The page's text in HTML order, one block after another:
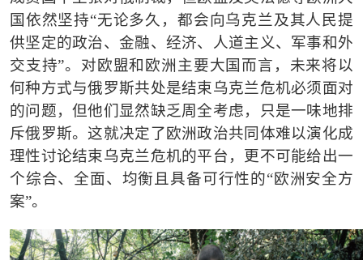
国依然坚持“无论多久，都会向乌克兰及其人民提
供坚定的政治、金融、经济、人道主义、军事和外
交支持”。对欧盟和欧洲主要大国而言，未来将以
何种方式与俄罗斯共处是结束乌克兰危机必须面对
的问题，但他们显然缺乏周全考虑，只是一味地排
斥俄罗斯。这就决定了欧洲政治共同体难以演化成
理性讨论结束乌克兰危机的平台，更不可能给出一
个综合、全面、均衡且具备可行性的“欧洲安全方
案”。